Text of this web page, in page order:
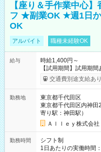
【座り＆手作業中心
フ ★副業OK ★週1日
OK
アルバイト 職種未経験OK
給与
時給1,400円～
【試用期間】試用期
給与は本採用時と同じ
交通費別途支給あり
勤務地
東京都千代田区
東京都千代田区内神
寄り駅：神田駅）
Ａｌｌｅｙ株式会社
勤務時間
シフト制
1日あたりの実働時間